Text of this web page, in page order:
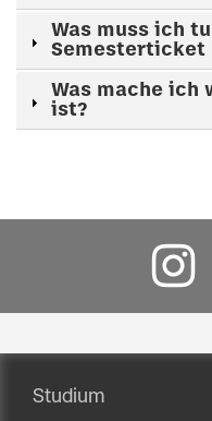
Was muss ich
Semesterticket
Was mache ich
ist?
Studium